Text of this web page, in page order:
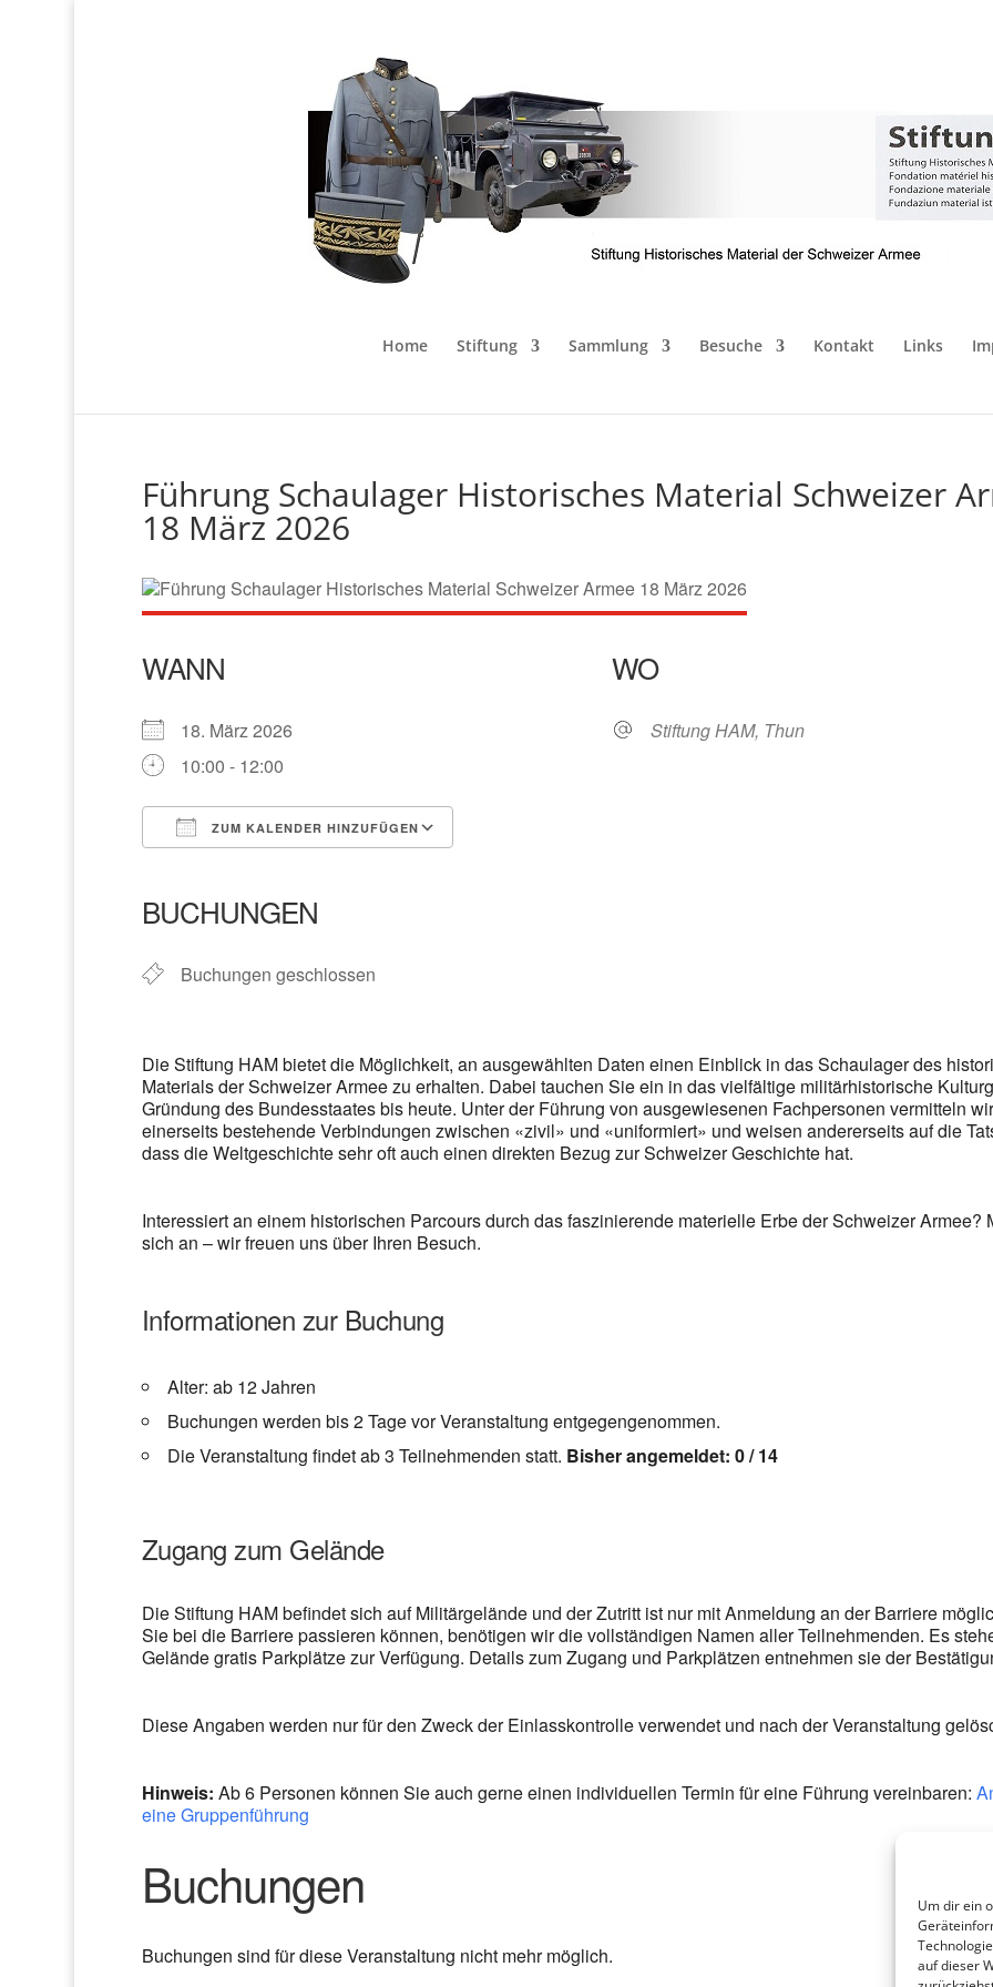
Um dir ein
auf dieser
Home Stiftung Sammlung Besuche Kontakt Links
Führung Schaulager Historisches Material Schweizer
18 März 2026
WANN
18. März 2026
10:00 - 12:00
ZUM KALENDER HINZUFÜGEN
BUCHUNGEN
Buchungen geschlossen
WO
Stiftung HAM, Thun
Die Stiftung HAM bietet die Möglichkeit, an ausgewählten Daten einen Einblick in das Schaulager des
Materials der Schweizer Armee zu erhalten. Dabei tauchen Sie ein in das vielfältige militärhistorische
Gründung des Bundesstaates bis heute. Unter der Führung von ausgewiesenen Fachpersonen vermitteln
einerseits bestehende Verbindungen zwischen «zivil» und «uniformiert» und weisen andererseits auf die
dass die Weltgeschichte sehr oft auch einen direkten Bezug zur Schweizer Geschichte hat.
Interessiert an einem historischen Parcours durch das faszinierende materielle Erbe der Schweizer Armee?
sich an – wir freuen uns über Ihren Besuch.
Informationen zur Buchung
Alter: ab 12 Jahren
Buchungen werden bis 2 Tage vor Veranstaltung entgegengenommen.
Die Veranstaltung findet ab 3 Teilnehmenden statt. Bisher angemeldet: 0 / 14
Zugang zum Gelände
Die Stiftung HAM befindet sich auf Militärgelände und der Zutritt ist nur mit Anmeldung an der Barriere
Sie bei die Barriere passieren können, benötigen wir die vollständigen Namen aller Teilnehmenden. Es
Gelände gratis Parkplätze zur Verfügung. Details zum Zugang und Parkplätzen entnehmen sie der
Diese Angaben werden nur für den Zweck der Einlasskontrolle verwendet und nach der Veranstaltung
Hinweis: Ab 6 Personen können Sie auch gerne einen individuellen Termin für eine Führung vereinbaren:
eine Gruppenführung
Buchungen
Buchungen sind für diese Veranstaltung nicht mehr möglich.